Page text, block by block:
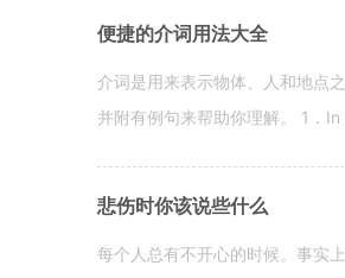
便捷的介词用法大全
介词是用来表示物体、人和地点
并附有例句来帮助你理解。 1．
悲伤时你该说些什么
每个人总有不开心的时候。事实